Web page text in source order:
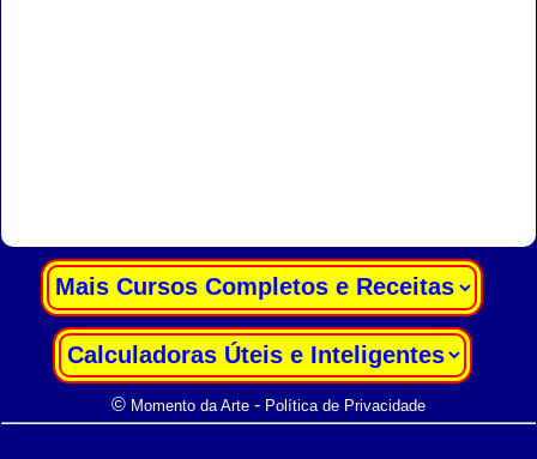
© Momento da Arte- Política de Privacidade